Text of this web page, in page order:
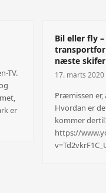
TV.
er
Bil eller fly
næste
17. marts 2020
Præmissen er,
Hvordan er
kommer
https://